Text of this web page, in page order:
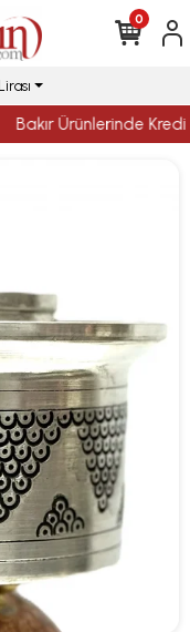
Bakır Ürünlerinde Kredi
0